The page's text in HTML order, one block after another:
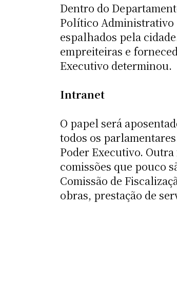
Dentro do
Político Administrativo
espalhados pela
empreiteiras e
Executivo determinou.
Intranet
O papel será
todos os
Poder Executivo.
comissões que pouco
Comissão de
obras, prestação de